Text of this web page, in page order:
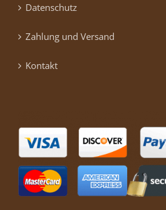
Datenschutz
Zahlung und Versand
Kontakt